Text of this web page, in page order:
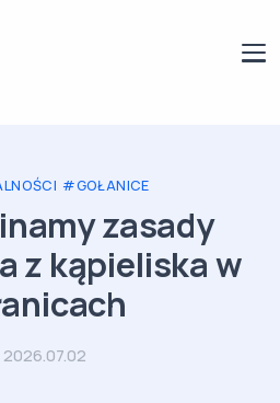
#GOŁANICE
zasady
z kąpieliska w
2026.07.02